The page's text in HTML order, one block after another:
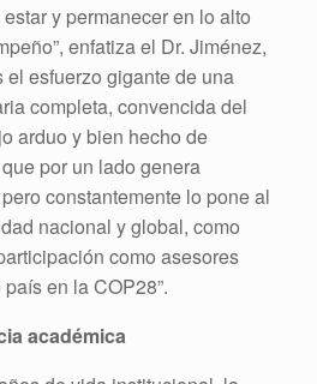
y permanecer en lo alto
enfatiza el Dr. Jiménez,
el esfuerzo gigante de una
completa, convencida del
arduo y bien hecho de
por un lado genera
constantemente lo pone al
nacional y global, como
como asesores
en la COP28”.
académica